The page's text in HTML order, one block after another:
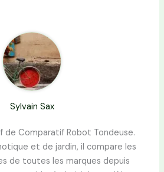
Sylvain Sax
de Comparatif Robot Tondeuse.
et de jardin, il compare les
de toutes les marques depuis